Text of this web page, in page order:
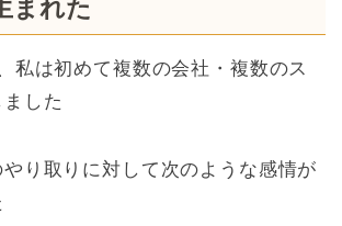
まれた
私は初めて複数の会社・複数のス
した
り取りに対して次のような感情が